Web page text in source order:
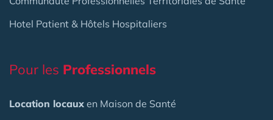
Hotel Patient & Hôtels Hospitaliers
Pour les Professionnels
Location locaux en Maison de Santé